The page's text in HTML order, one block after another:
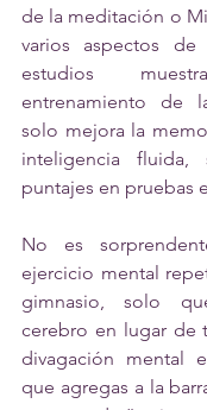
de la meditación o
varios aspectos
estudios
entrenamiento de
solo mejora la
inteligencia
puntajes en pruebas
No es
ejercicio mental
gimnasio, solo
cerebro en lugar de
divagación mental
que agregas a la